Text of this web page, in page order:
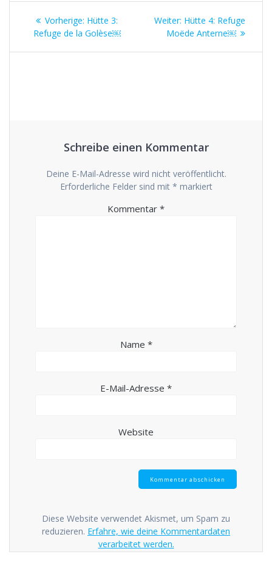
Beitragsnavigation
Vorherige: Vorheriger
Beitrag:
Hütte 3:
Refuge de la Golèse￼
Weiter: Nächster
Beitrag:
Hütte 4: Refuge
Moëde Anterne￼
Schreibe einen Kommentar
Deine E-Mail-Adresse wird nicht veröffentlicht.
Erforderliche Felder sind mit * markiert
Kommentar *
Name *
E-Mail-Adresse *
Website
Diese Website verwendet Akismet, um Spam zu
reduzieren. Erfahre, wie deine Kommentardaten
verarbeitet werden.